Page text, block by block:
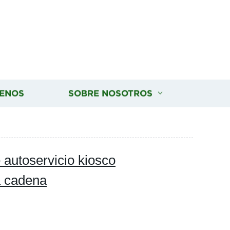
SOBRE NOSOTROS
kiosco
cadena